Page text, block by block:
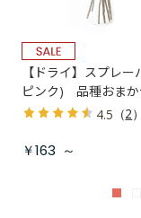
【ドライ】スプレー
ピンク) 品種おまか
4.5 （2）
￥163 ～